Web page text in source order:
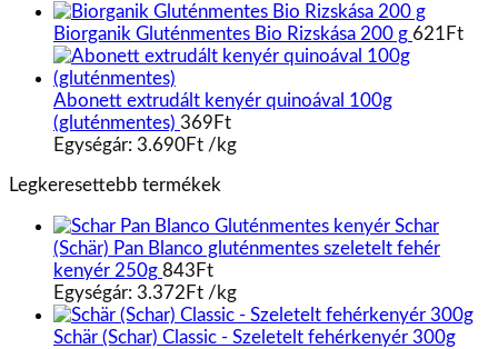
Biorganik Gluténmentes Bio Rizskása 200 g 621 Ft
Abonett extrudált kenyér quinoával 100g
(gluténmentes) 369 Ft
Egységár: 3.690Ft /kg
Legkeresettebb termékek
Schar
(Schär) Pan Blanco gluténmentes szeletelt fehér
kenyér 250g 843 Ft
Egységár: 3.372 Ft /kg
Schär (Schar) Classic - Szeletelt fehérkenyér 300g